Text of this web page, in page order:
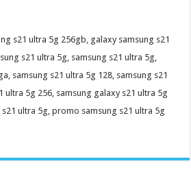
s21 ultra 5g 256gb, galaxy samsung s21
s21 ultra 5g, samsung s21 ultra 5g,
samsung s21 ultra 5g 128, samsung s21
ultra 5g 256, samsung galaxy s21 ultra 5g
ultra 5g, promo samsung s21 ultra 5g